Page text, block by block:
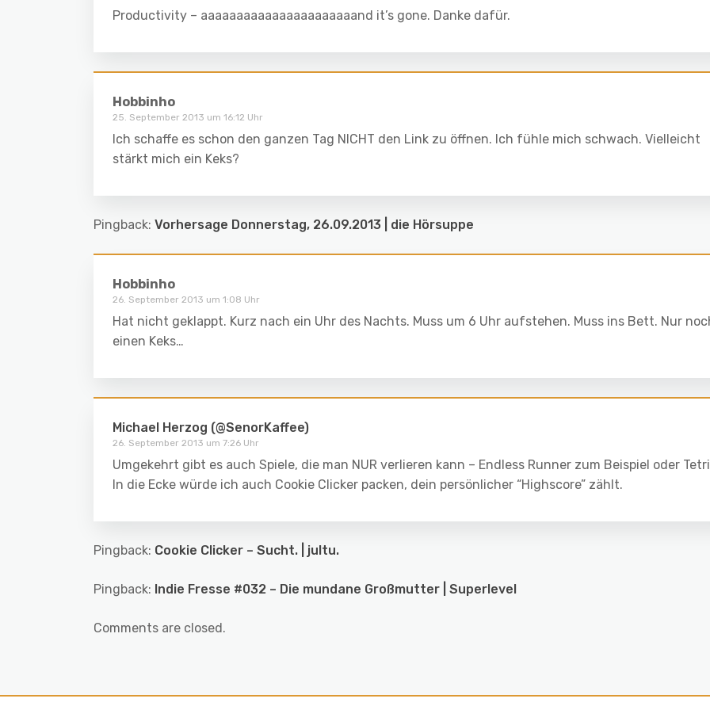
Productivity – aaaaaaaaaaaaaaaaaaaaaand it’s gone. Danke dafür.
Hobbinho
25. September 2013 um 16:12 Uhr
Ich schaffe es schon den ganzen Tag NICHT den Link zu öffnen. Ich fühle mich schwach. Vielleicht
stärkt mich ein Keks?
Pingback: Vorhersage Donnerstag, 26.09.2013 | die Hörsuppe
Hobbinho
26. September 2013 um 1:08 Uhr
Hat nicht geklappt. Kurz nach ein Uhr des Nachts. Muss um 6 Uhr aufstehen. Muss ins Bett. Nur
einen Keks…
Michael Herzog (@SenorKaffee)
26. September 2013 um 7:26 Uhr
Umgekehrt gibt es auch Spiele, die man NUR verlieren kann – Endless Runner zum Beispiel oder
In die Ecke würde ich auch Cookie Clicker packen, dein persönlicher “Highscore” zählt.
Pingback: Cookie Clicker – Sucht. | jultu.
Pingback: Indie Fresse #032 – Die mundane Großmutter | Superlevel
Comments are closed.